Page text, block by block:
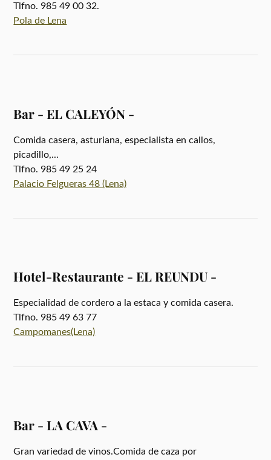
Tlfno. 985 49 00 32.
Pola de Lena
Bar - EL CALEYÓN -
Comida casera, asturiana, especialista en callos,
picadillo,...
Tlfno. 985 49 25 24
Palacio Felgueras 48 (Lena)
Hotel-Restaurante - EL REUNDU -
Especialidad de cordero a la estaca y comida casera.
Tlfno. 985 49 63 77
Campomanes(Lena)
Bar - LA CAVA -
Gran variedad de vinos.Comida de caza por